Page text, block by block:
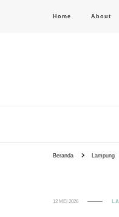
Home About
Beranda Lampung
12 MEI 2026